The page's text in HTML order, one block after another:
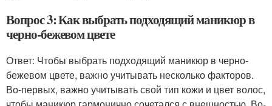
Вопрос 3: Как выбрать подходящий маникюр в
черно-бежевом цвете
Ответ: Чтобы выбрать подходящий маникюр в черно-
бежевом цвете, важно учитывать несколько факторов.
Во-первых, важно учитывать свой тип кожи и цвет волос,